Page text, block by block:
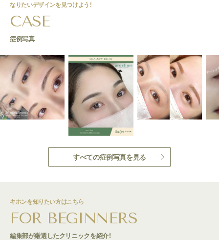
なりたいデザインを見つけよう！
CASE
症例写真
すべての症例写真を見る
キホンを知りたい方はこちら
FOR BEGINNERS
編集部が厳選したクリニックを紹介！